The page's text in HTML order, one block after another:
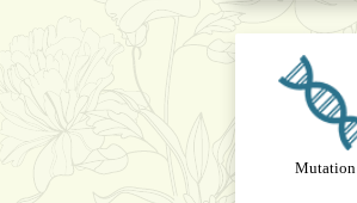
Mutation